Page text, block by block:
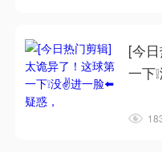
[今
一下